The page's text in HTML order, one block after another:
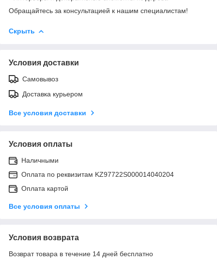
Обращайтесь за консультацией к нашим специалистам!
Скрыть
Условия доставки
Самовывоз
Доставка курьером
Все условия доставки
Условия оплаты
Наличными
Оплата по реквизитам KZ97722S000014040204
Оплата картой
Все условия оплаты
Условия возврата
Возврат товара в течение 14 дней бесплатно